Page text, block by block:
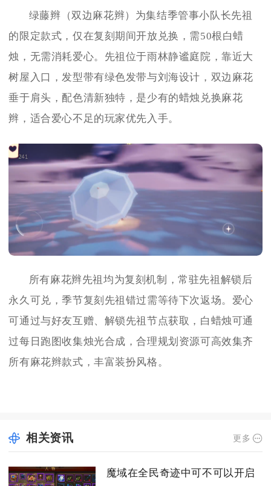
绿藤辫（双边麻花辫）为集结季管事小队长先祖
的限定款式，仅在复刻期间开放兑换，需50根白蜡
烛，无需消耗爱心。先祖位于雨林静谧庭院，靠近大
树屋入口，发型带有绿色发带与刘海设计，双边麻花
垂于肩头，配色清新独特，是少有的蜡烛兑换麻花
辫，适合爱心不足的玩家优先入手。
所有麻花辫先祖均为复刻机制，常驻先祖解锁后
永久可兑，季节复刻先祖错过需等待下次返场。爱心
可通过与好友互赠、解锁先祖节点获取，白蜡烛可通
过每日跑图收集烛光合成，合理规划资源可高效集齐
所有麻花辫款式，丰富装扮风格。
相关资讯 更多
魔域在全民奇迹中可不可以开启